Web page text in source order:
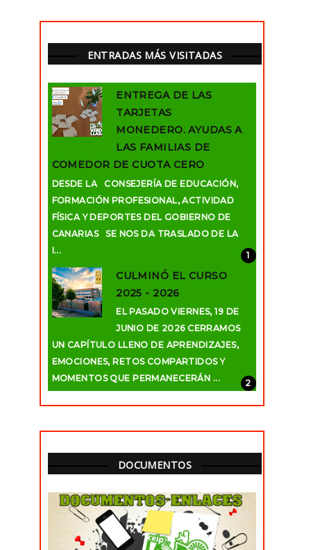
ENTRADAS MÁS VISITADAS
ENTREGA DE LAS
TARJETAS
MONEDERO. AYUDAS A
LAS FAMILIAS DE
COMEDOR DE CUOTA CERO
DESDE LA CONSEJERÍA DE EDUCACIÓN,
FORMACIÓN PROFESIONAL, ACTIVIDAD
FÍSICA Y DEPORTES DEL GOBIERNO DE
CANARIAS SE NOS DA TRASLADO DE LA
I...
CULMINÓ EL CURSO
2025 - 2026
EL PASADO VIERNES, 19 DE
JUNIO DE 2026 CERRAMOS
UN CAPÍTULO LLENO DE APRENDIZAJES,
EMOCIONES, RETOS COMPARTIDOS Y
MOMENTOS QUE PERMANECERÁN ...
DOCUMENTOS